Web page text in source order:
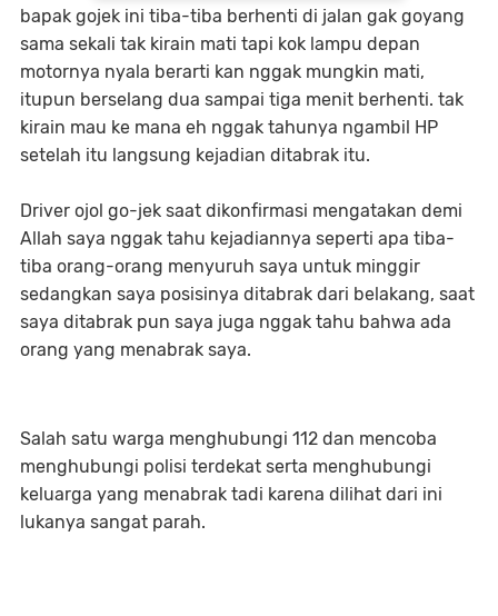
bapak gojek ini tiba-tiba berhenti di jalan gak goyang
sama sekali tak kirain mati tapi kok lampu depan
motornya nyala berarti kan nggak mungkin mati,
itupun berselang dua sampai tiga menit berhenti. tak
kirain mau ke mana eh nggak tahunya ngambil HP
setelah itu langsung kejadian ditabrak itu.
Driver ojol go-jek saat dikonfirmasi mengatakan demi
Allah saya nggak tahu kejadiannya seperti apa tiba-
tiba orang-orang menyuruh saya untuk minggir
sedangkan saya posisinya ditabrak dari belakang, saat
saya ditabrak pun saya juga nggak tahu bahwa ada
orang yang menabrak saya.
Salah satu warga menghubungi 112 dan mencoba
menghubungi polisi terdekat serta menghubungi
keluarga yang menabrak tadi karena dilihat dari ini
lukanya sangat parah.